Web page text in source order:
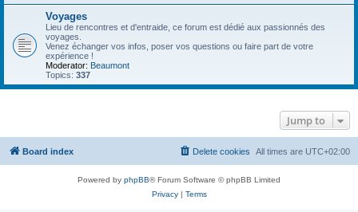
Voyages
Lieu de rencontres et d'entraide, ce forum est dédié aux passionnés des
voyages.
Venez échanger vos infos, poser vos questions ou faire part de votre
expérience !
Moderator: Beaumont
Topics: 337
Jump to
Board index All times are UTC+02:00
Delete cookies
Powered by phpBB® Forum Software © phpBB Limited
Privacy| Terms